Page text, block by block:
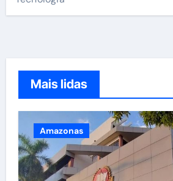
Mais lidas
Amazonas